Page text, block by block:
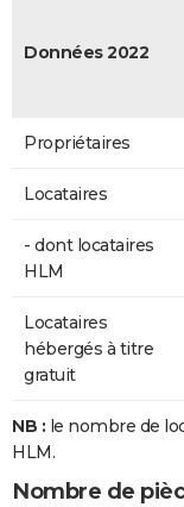
Données 2022
Propriétaires
Locataires
- dont locataires
HLM
Locataires
hébergés à titre
gratuit
NB : le nombre de
HLM.
Nombre de